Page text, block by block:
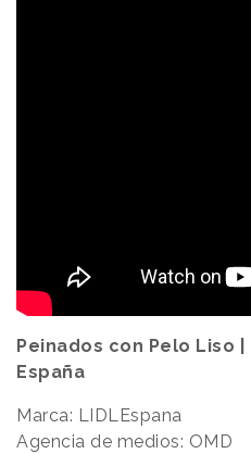
Peinados con Pelo Liso
España
Marca: LIDLEspana
Agencia de medios: OMD